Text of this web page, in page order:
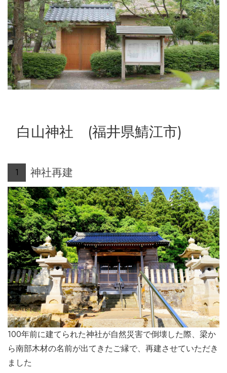
白山神社 (福井県鯖江市)
1 神社再建
100年前に建てられた神社が自然災害で倒壊した際、梁か
ら南部木材の名前が出てきたご縁で、再建させていただき
ました